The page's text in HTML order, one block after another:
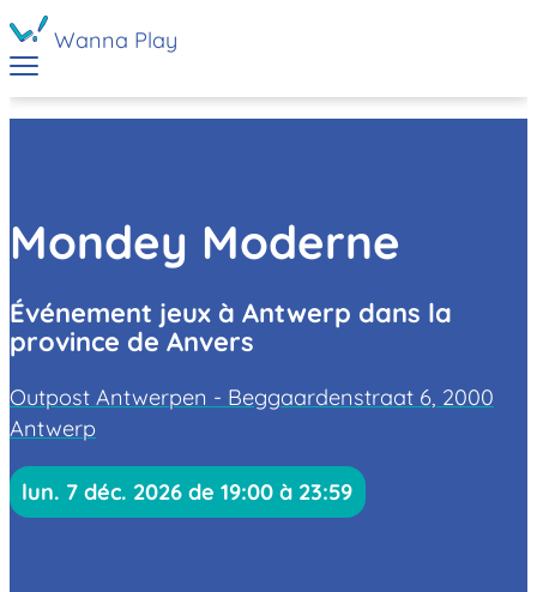
Wanna Play
Mondey Moderne
Événement jeux à Antwerp dans la
province de Anvers
Outpost Antwerpen - Beggaardenstraat 6, 2000
Antwerp
lun. 7 déc. 2026 de 19:00 à 23:59